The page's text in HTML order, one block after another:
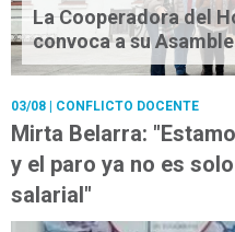
La Cooperadora del
convoca a su
03/08 | CONFLICTO DOCENTE
Mirta Belarra:
y el paro ya no es
salarial"